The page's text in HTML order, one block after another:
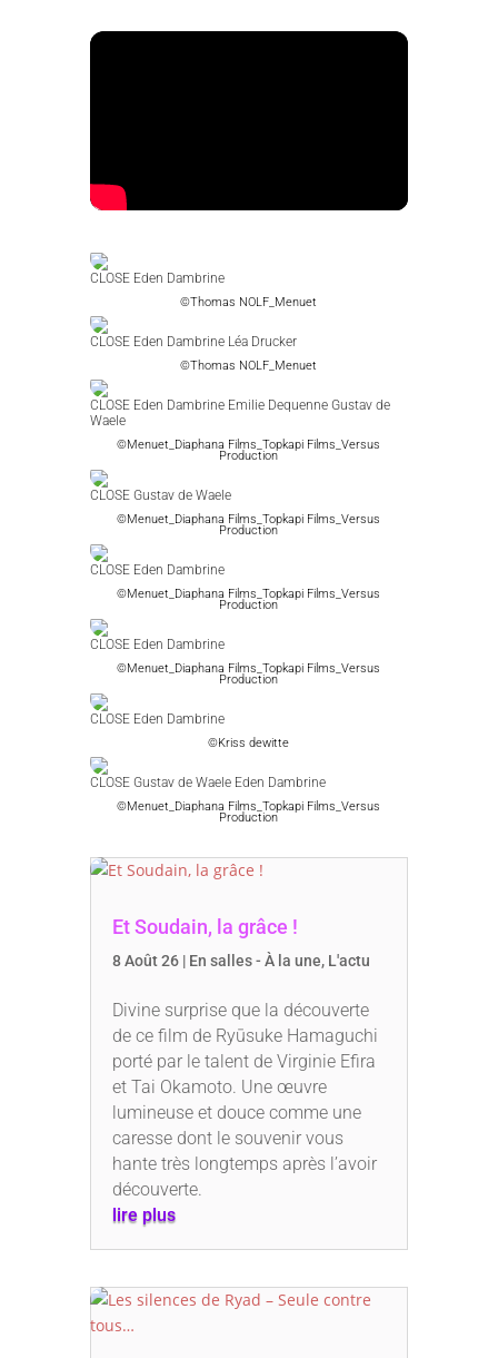
CLOSE Eden Dambrine
©Thomas NOLF_Menuet
CLOSE Eden Dambrine Léa Drucker
©Thomas NOLF_Menuet
CLOSE Eden Dambrine Emilie Dequenne Gustav de
Waele
©Menuet_Diaphana Films_Topkapi Films_Versus
Production
CLOSE Gustav de Waele
©Menuet_Diaphana Films_Topkapi Films_Versus
Production
CLOSE Eden Dambrine
©Menuet_Diaphana Films_Topkapi Films_Versus
Production
CLOSE Eden Dambrine
©Menuet_Diaphana Films_Topkapi Films_Versus
Production
CLOSE Eden Dambrine
©Kriss dewitte
CLOSE Gustav de Waele Eden Dambrine
©Menuet_Diaphana Films_Topkapi Films_Versus
Production
Et Soudain, la grâce !
8 Août 26| En salles - À la une, L'actu
Divine surprise que la découverte
de ce film de Ryūsuke Hamaguchi
porté par le talent de Virginie Efira
et Tai Okamoto. Une œuvre
lumineuse et douce comme une
caresse dont le souvenir vous
hante très longtemps après l’avoir
découverte.
lire plus